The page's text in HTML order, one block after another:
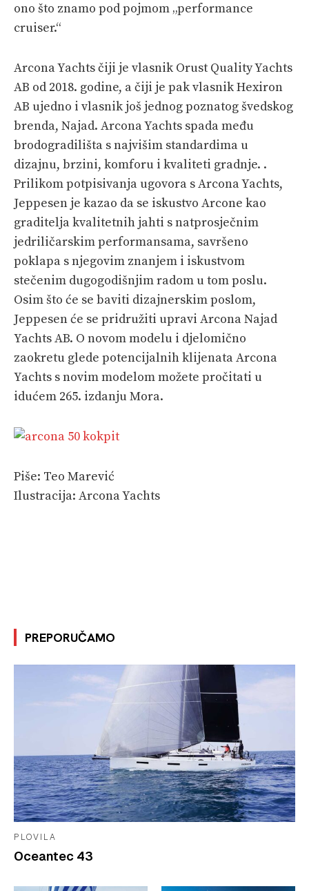
ono što znamo pod pojmom „performance
cruiser.“
Arcona Yachts čiji je vlasnik Orust Quality Yachts
AB od 2018. godine, a čiji je pak vlasnik Hexiron
AB ujedno i vlasnik još jednog poznatog švedskog
brenda, Najad. Arcona Yachts spada među
brodogradilišta s najvišim standardima u
dizajnu, brzini, komforu i kvaliteti gradnje. .
Prilikom potpisivanja ugovora s Arcona Yachts,
Jeppesen je kazao da se iskustvo Arcone kao
graditelja kvalitetnih jahti s natprosječnim
jedriličarskim performansama, savršeno
poklapa s njegovim znanjem i iskustvom
stečenim dugogodišnjim radom u tom poslu.
Osim što će se baviti dizajnerskim poslom,
Jeppesen će se pridružiti upravi Arcona Najad
Yachts AB. O novom modelu i djelomično
zaokretu glede potencijalnih klijenata Arcona
Yachts s novim modelom možete pročitati u
idućem 265. izdanju Mora.
Piše: Teo Marević
Ilustracija: Arcona Yachts
PREPORUČAMO
PLOVILA
Oceantec 43